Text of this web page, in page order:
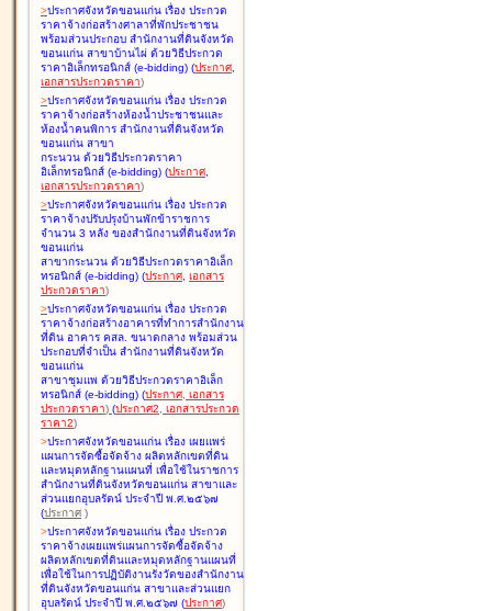
>ประกาศจังหวัดขอนแก่น เรื่อง ประกวด
ราคาจ้างก่อสร้างศาลาที่พักประชาชน
พร้อมส่วนประกอบ สำนักงานที่ดินจังหวัด
ขอนแก่น สาขาบ้านไผ่ ด้วยวิธีประกวด
ราคาอิเล็กทรอนิกส์ (e-bidding) (ประกาศ,
เอกสารประกวดราคา)
>ประกาศจังหวัดขอนแก่น เรื่อง ประกวด
ราคาจ้างก่อสร้างห้องน้ำประชาชนและ
ห้องน้ำคนพิการ สำนักงานที่ดินจังหวัด
ขอนแก่น สาขา
กระนวน ด้วยวิธีประกวดราคา
อิเล็กทรอนิกส์ (e-bidding) (ประกาศ,
เอกสารประกวดราคา)
>ประกาศจังหวัดขอนแก่น เรื่อง ประกวด
ราคาจ้างปรับปรุงบ้านพักข้าราชการ
จำนวน 3 หลัง ของสำนักงานที่ดินจังหวัด
ขอนแก่น
สาขากระนวน ด้วยวิธีประกวดราคาอิเล็ก
ทรอนิกส์ (e-bidding) (ประกาศ, เอกสาร
ประกวดราคา)
>ประกาศจังหวัดขอนแก่น เรื่อง ประกวด
ราคาจ้างก่อสร้างอาคารที่ทำการสำนักงาน
ที่ดิน อาคาร คสล. ขนาดกลาง พร้อมส่วน
ประกอบที่จำเป็น สำนักงานที่ดินจังหวัด
ขอนแก่น
สาขาชุมแพ ด้วยวิธีประกวดราคาอิเล็ก
ทรอนิกส์ (e-bidding) (ประกาศ, เอกสาร
ประกวดราคา) (ประกาศ2, เอกสารประกวด
ราคา2)
>ประกาศจังหวัดขอนแก่น เรื่อง เผยแพร่
แผนการจัดซื้อจัดจ้าง ผลิตหลักเขตที่ดิน
และหมุดหลักฐานแผนที่ เพื่อใช้ในราชการ
สำนักงานที่ดินจังหวัดขอนแก่น สาขาและ
ส่วนแยกอุบลรัตน์ ประจำปี พ.ศ.๒๕๖๗
(ประกาศ )
>ประกาศจังหวัดขอนแก่น เรื่อง ประกวด
ราคาจ้างเผยแพร่แผนการจัดซื้อจัดจ้าง
ผลิตหลักเขตที่ดินและหมุดหลักฐานแผนที่
เพื่อใช้ในการปฏิบัติงานรังวัดของสำนักงาน
ที่ดินจังหวัดขอนแก่น สาขาและส่วนแยก
อุบลรัตน์ ประจำปี พ.ศ.๒๕๖๗ (ประกาศ)